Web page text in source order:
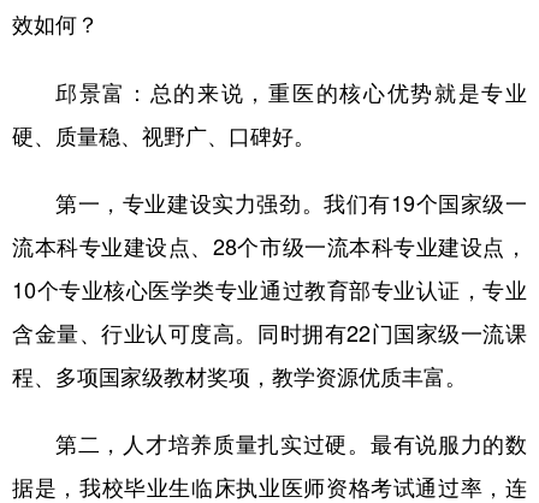
效如何？
邱景富：总的来说，重医的核心优势就是专业
硬、质量稳、视野广、口碑好。
第一，专业建设实力强劲。我们有19个国家级一
流本科专业建设点、28个市级一流本科专业建设点，
10个专业核心医学类专业通过教育部专业认证，专业
含金量、行业认可度高。同时拥有22门国家级一流课
程、多项国家级教材奖项，教学资源优质丰富。
第二，人才培养质量扎实过硬。最有说服力的数
据是，我校毕业生临床执业医师资格考试通过率，连